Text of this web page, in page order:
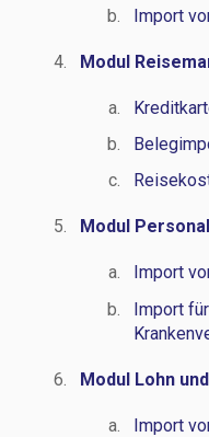
Import
Modul
Modul
Import
Import
Modul Lohn
Import